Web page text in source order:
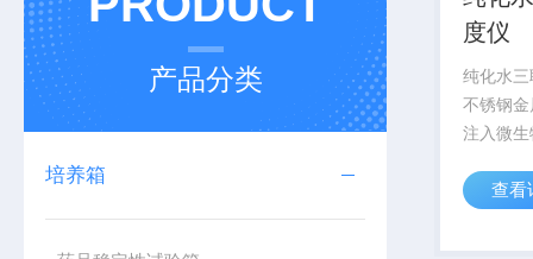
产品分类
培养箱
度仪
纯化水
不锈钢
注入微
试品中
的固体
查看